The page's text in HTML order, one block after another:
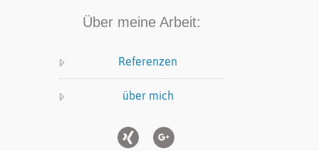
Über meine Arbeit:
Referenzen
über mich